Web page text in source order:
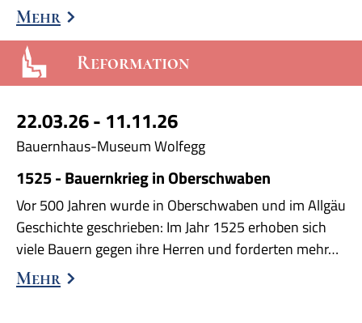
Mehr
Reformation
22.03.26 - 11.11.26
Bauernhaus-Museum Wolfegg
1525 - Bauernkrieg in Oberschwaben
Vor 500 Jahren wurde in Oberschwaben und im Allgäu
Geschichte geschrieben: Im Jahr 1525 erhoben sich
viele Bauern gegen ihre Herren und forderten mehr…
Mehr